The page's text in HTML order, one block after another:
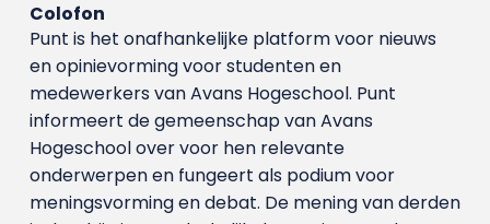
Colofon
Punt is het onafhankelijke platform voor nieuws
en opinievorming voor studenten en
medewerkers van Avans Hoge­school. Punt
informeert de gemeenschap van Avans
Hogeschool over voor hen relevante
onderwerpen en fungeert als podium voor
meningsvorming en debat. De mening van derden